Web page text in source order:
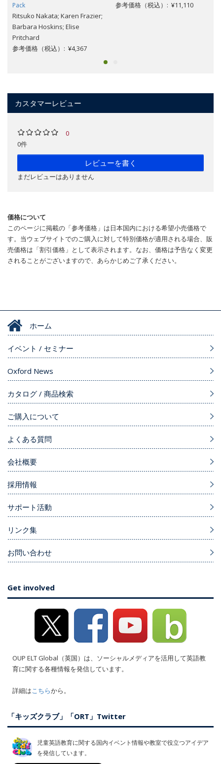
Pack
Ritsuko Nakata; Karen Frazier;
Barbara Hoskins; Elise
Pritchard
参考価格（税込）: ¥4,367
参考価格（税込）: ¥11,110
カスタマーレビュー
0
0件
レビューを書く
まだレビューはありません
価格について
このページに掲載の「参考価格」は日本国内における希望小売価格で
す。当ウェブサイトでのご購入に対して特別価格が適用される場合、販
売価格は「割引価格」として表示されます。なお、価格は予告なく変更
されることがございますので、あらかじめご了承ください。
ホーム
イベント / セミナー
Oxford News
カタログ / 商品検索
ご購入について
よくある質問
会社概要
採用情報
サポート活動
リンク集
お問い合わせ
Get involved
OUP ELT Global（英国）は、ソーシャルメディアを活用して英語教
育に関する各種情報を発信しています。
詳細はこちらから。
「キッズクラブ」「ORT」Twitter
児童英語教育に関する国内イベント情報や教室で役立つアイデア
を発信しています。